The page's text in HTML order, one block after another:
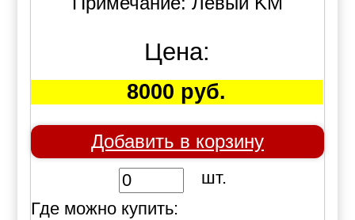
Цена:
8000 руб.
Добавить в корзину
шт.
Где можно купить: